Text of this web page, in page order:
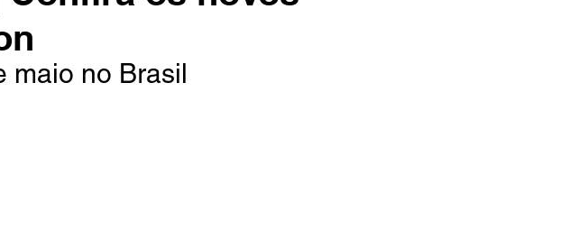
maio no Brasil